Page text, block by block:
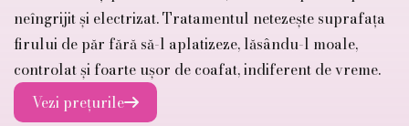
neîngrijit și electrizat. Tratamentul netezește suprafața
firului de păr fără să-l aplatizeze, lăsându-l moale,
controlat și foarte ușor de coafat, indiferent de vreme.
Vezi prețurile